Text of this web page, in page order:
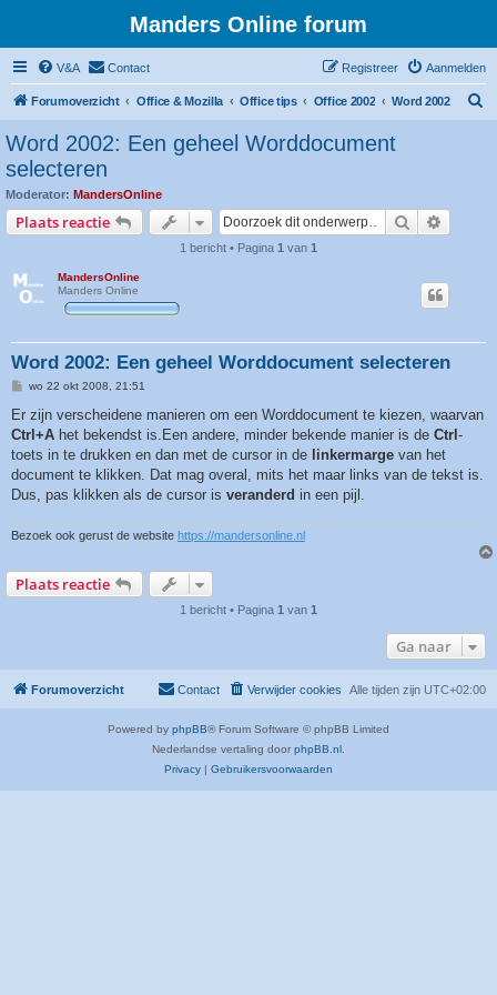
Manders Online forum
V&A Contact Aanmelden
Registreer
Forumoverzicht Office & Mozilla Office tips Office 2002 Word 2002
Word 2002: Een geheel Worddocument
selecteren
Moderator: MandersOnline
Plaats reactie Zoek
1 bericht • Pagina 1 van 1
MandersOnline
Manders Online
Word 2002: Een geheel Worddocument selecteren
B
r
c
h
wo 22 okt 2008, 21:51
Er zijn verscheidene manieren om een Worddocument te kiezen, waarvan
Ctrl+A het bekendst is.Een andere, minder bekende manier is de Ctrl-
toets in te drukken en dan met de cursor in de linkermarge van het
document te klikken. Dat mag overal, mits het maar links van de tekst is.
Dus, pas klikken als de cursor is veranderd in een pijl.
Bezoek ook gerust de website https://mandersonline.nl
Plaats reactie
1 bericht • Pagina 1 van 1
Ga naar
Forumoverzicht Alle tijden zijn UTC+02:00
Verwijder cookies
Contact
Powered by phpBB® Forum Software © phpBB Limited
Nederlandse vertaling door phpBB.nl.
Privacy | Gebruikersvoorwaarden